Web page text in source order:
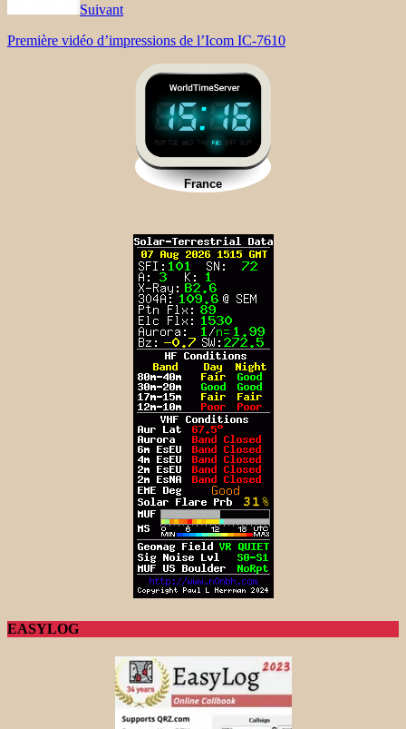
Suivant
Première vidéo d’impressions de l’Icom IC-7610
EASYLOG